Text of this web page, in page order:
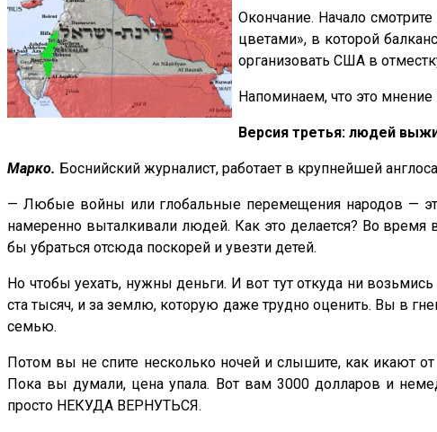
Окончание. Начало
цветами», в которой
организовать США в
Напоминаем, что это мнение
Версия третья: людей
Марко. Боснийский журналист, работает в крупнейшей
— Любые войны или глобальные перемещения народов —
намеренно выталкивали людей. Как это делается? Во
бы убраться отсюда поскорей и увезти детей.
Но чтобы уехать, нужны деньги. И вот тут откуда ни
ста тысяч, и за землю, которую даже трудно оценить. Вы в
семью.
Потом вы не спите несколько ночей и слышите, как икают
Пока вы думали, цена упала. Вот вам 3000 долларов и
просто НЕКУДА ВЕРНУТЬСЯ.